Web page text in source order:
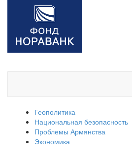
Геополитика
Национальная безопасность
Проблемы Армянства
Экономика